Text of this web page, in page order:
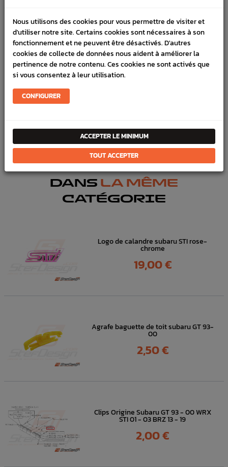
LIVRAISON
VÉHICULES COMPATIBLE
SCHÉMA CONSTRUCTEUR
Référence :2496
Vitrage
DANS LA MÊME
CATÉGORIE
Logo de calandre subaru STI rose-
chrome
Prix
19,00 €
Agrafe baguette de toit subaru GT 93-
00
Prix
2,50 €
Clips Origine Subaru GT 93 - 00 WRX
STI 01 - 03 BRZ 13 - 19
Prix
2,00 €
Nous utilisons des cookies pour vous permettre de visiter et
d'utiliser notre site. Certains cookies sont nécessaires à son
fonctionnement et ne peuvent être désactivés. D'autres
cookies de collecte de données nous aident à améliorer la
pertinence de notre contenu. Ces cookies ne sont activés que
si vous consentez à leur utilisation.
CONFIGURER
ACCEPTER LE MINIMUM
TOUT ACCEPTER